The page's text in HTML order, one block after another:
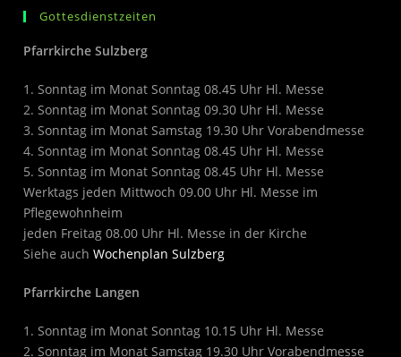
Gottesdienstzeiten
Pfarrkirche Sulzberg
1. Sonntag im Monat Sonntag 08.45 Uhr Hl. Messe
2. Sonntag im Monat Sonntag 09.30 Uhr Hl. Messe
3. Sonntag im Monat Samstag 19.30 Uhr Vorabendmesse
4. Sonntag im Monat Sonntag 08.45 Uhr Hl. Messe
5. Sonntag im Monat Sonntag 08.45 Uhr Hl. Messe
Werktags jeden Mittwoch 09.00 Uhr Hl. Messe im
Pflegewohnheim
jeden Freitag 08.00 Uhr Hl. Messe in der Kirche
Siehe auchWochenplan Sulzberg
Pfarrkirche Langen
1. Sonntag im Monat Sonntag 10.15 Uhr Hl. Messe
2. Sonntag im Monat Samstag 19.30 Uhr Vorabendmesse